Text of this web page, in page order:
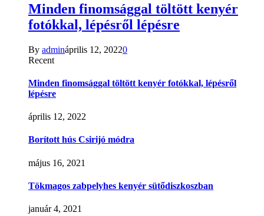
Minden finomsággal töltött kenyér
fotókkal, lépésről lépésre
By admináprilis 12, 20220
Recent
Minden finomsággal töltött kenyér fotókkal, lépésről
lépésre
április 12, 2022
Borított hús Csirijó módra
május 16, 2021
Tökmagos zabpelyhes kenyér sütődiszkoszban
január 4, 2021